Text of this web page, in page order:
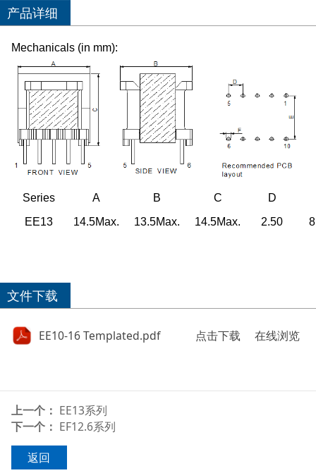
产品详细
Mechanicals (in mm):
Series A B C
D
EE13
14.5Max. 13.5Max. 14.5Max. 2.50
文件下载
EE10-16 Templated.pdf 点击下载 在线浏览
上一个： EE13系列
下一个： EF12.6系列
返回